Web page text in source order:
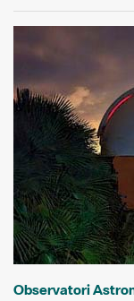
Observatori